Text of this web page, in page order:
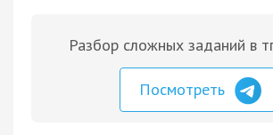
Разбор сложных заданий в
Посмотреть